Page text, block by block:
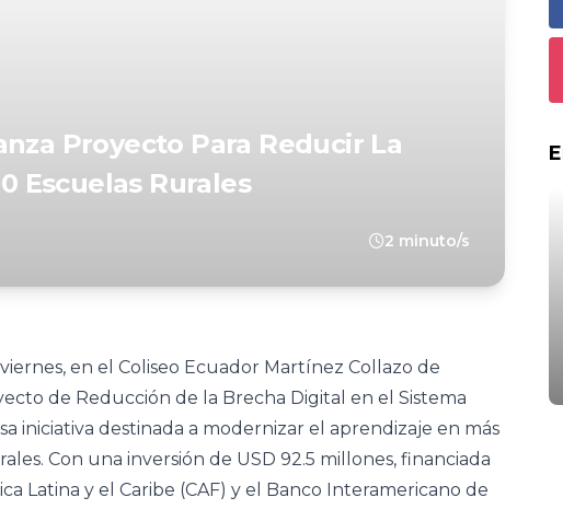
Proyecto Para Reducir La
Escuelas Rurales
2 minuto/s
en el Coliseo Ecuador Martínez Collazo de
de Reducción de la Brecha Digital en el Sistema
iniciativa destinada a modernizar el aprendizaje en más
Con una inversión de USD 92.5 millones, financiada
Latina y el Caribe (CAF) y el Banco Interamericano de